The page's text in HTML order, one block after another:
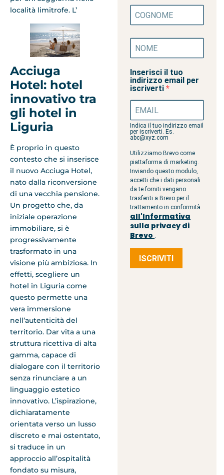
località limitrofe. L’
Acciuga
Hotel: hotel
innovativo tra
gli hotel in
Liguria
È proprio in questo
contesto che si inserisce
il nuovo Acciuga Hotel,
nato dalla riconversione
di una vecchia pensione.
Un progetto che, da
iniziale operazione
immobiliare, si è
progressivamente
trasformato in una
visione più ambiziosa. In
effetti, scegliere un
hotel in Liguria come
questo permette una
vera immersione
nell’autenticità del
territorio. Dar vita a una
struttura ricettiva di alta
gamma, capace di
dialogare con il territorio
senza rinunciare a un
linguaggio estetico
innovativo. L’ispirazione,
dichiaratamente
orientata verso un lusso
discreto e mai ostentato,
si traduce in un
approccio all’ospitalità
fondato su misura,
Inserisci il tuo
indirizzo email per
iscriverti
Indica il tuo indirizzo email
per iscriverti. Es.
abc@xyz.com
Utilizziamo Brevo come
piattaforma di marketing.
Inviando questo modulo,
accetti che i dati personali
da te forniti vengano
trasferiti a Brevo per il
trattamento in conformità
all'Informativa
sulla privacy di
Brevo .
ISCRIVITI